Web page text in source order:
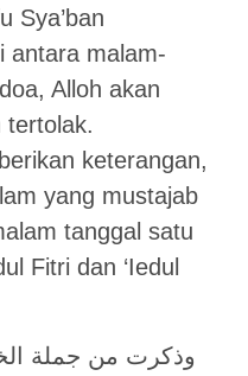
Sya’ban
antara malam-
Alloh akan
tertolak.
keterangan,
yang mustajab
tanggal satu
Fitri dan ‘Iedul
وذكرت من جملة